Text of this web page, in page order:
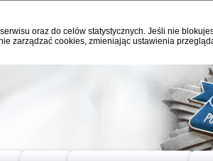
oraz do celów statystycznych. Jeśli nie
zarządzać cookies, zmieniając ustawienia